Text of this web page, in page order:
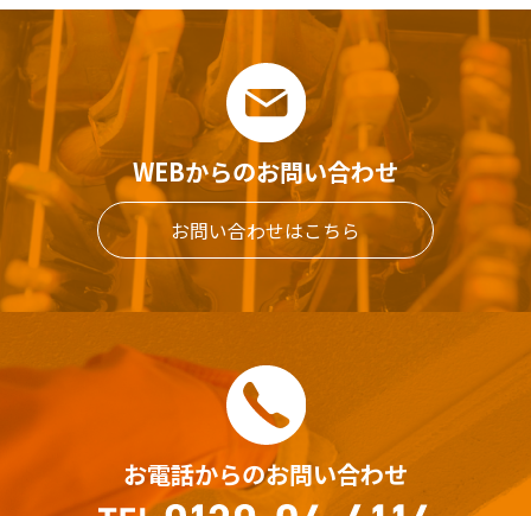
WEBからのお問い合わせ
お問い合わせはこちら
お電話からのお問い合わせ